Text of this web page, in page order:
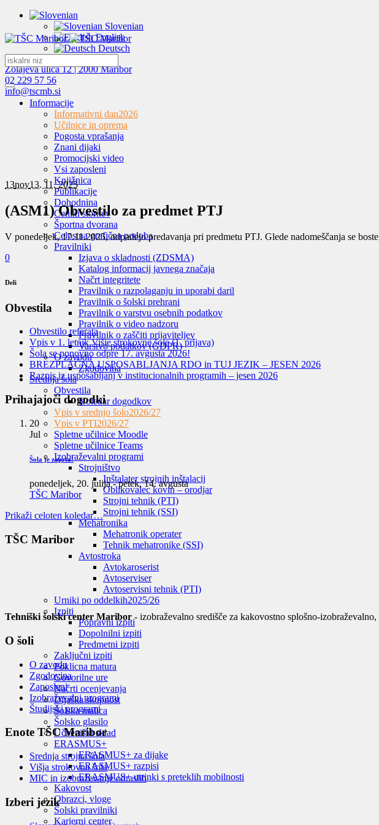
Slovenian
English
Deutsch
Zolajeva ulica 12 | 2000 Maribor
02 229 57 56
info@tscmb.si
Informacije
Informativni dan2026
Učilnice in oprema
Pogosta vprašanja
Znani dijaki
Promocijski video
Vsi zaposleni
Knjižnica
Publikacije
Dohodnina
Ceniki storitev
Športna dvorana
Celostna grafična podoba
Pravilniki
Izjava o skladnosti (ZDSMA)
Katalog informacij javnega značaja
Načrt integritete
Pravilnik o razpolaganju in uporabi daril
Pravilnik o šolski prehrani
Pravilnik o varstvu osebnih podatkov
Pravilnik o video nadzoru
Pravilnik o zaščiti prijaviteljev
Varstvo podatkov (GDPR)
O zavodu
Zgodovina
Srednja šola
Obvestila
Koledar dogodkov
Vpis v srednjo šolo2026/27
Vpis v PTI2026/27
Spletne učilnice Moodle
Spletne učilnice Teams
Izobraževalni programi
Strojništvo
Inštalater strojnih inštalacij
Oblikovalec kovin – orodjar
Strojni tehnik (PTI)
Strojni tehnik (SSI)
Mehatronika
Mehatronik operater
Tehnik mehatronike (SSI)
Avtostroka
Avtokaroserist
Avtoserviser
Avtoservisni tehnik (PTI)
Urniki po oddelkih2025/26
Izpiti
Popravni izpiti
Dopolnilni izpiti
Predmetni izpiti
Zaključni izpiti
Poklicna matura
Govorilne ure
Načrti ocenjevanja
Dijaška skupnost
Šolska malica
Šolsko glasilo
Učbeniški sklad
ERASMUS+
ERASMUS+ za dijake
ERASMUS+ razpisi
ERASMUS+ utrinki s preteklih mobilnosti
Kakovost
Obrazci, vloge
Šolski pravilniki
Karierni center
13nov13. 11. 2025
(ASM1) Obvestilo za predmet PTJ
V ponedeljek, 17.11.2025, odpadejo predavanja pri predmetu PTJ. Glede nadomeščanja se
0
Deli
Obvestila
Obvestilo referata
Vpis v 1. letnik Višje strokovne šole (1. prijava)
Šola se ponovno odpre 17. avgusta 2026!
BREZPLAČNA USPOSABLJANJA RDO in TUJ JEZIK – JESEN 2026
Razpis iz usposabljanj v institucionalnih programih – jesen 2026
Prihajajoči dogodki
20
Jul
Šola je zaprta!
ponedeljek, 20. julija-petek, 14. avgusta
TŠC Maribor
Prikaži celoten koledar…
TŠC Maribor
Tehniški šolski center Maribor- izobraževalno središče za kakovostno splošno-
O šoli
O zavodu
Zgodovina
Zaposleni
Izobraževalni programi
Študijski programi
Enote TŠC Maribor
Srednja strojna šola
Višja strokovna šola
MIC in izobraževanje odraslih
Izberi jezik